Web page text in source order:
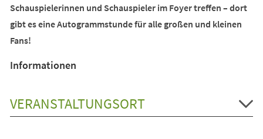
Schauspielerinnen und Schauspieler im Foyer treffen – dort
gibt es eine Autogrammstunde für alle großen und kleinen
Fans!
Informationen
VERANSTALTUNGSORT